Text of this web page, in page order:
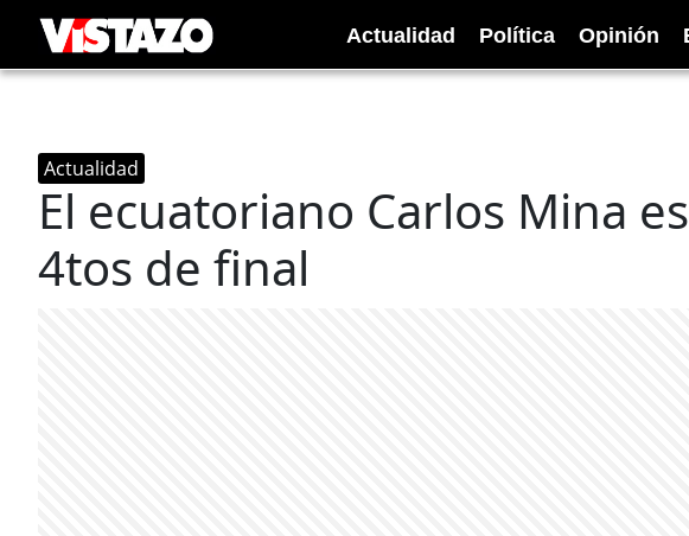
Actualidad Política Opinión
Actualidad
El ecuatoriano Carlos Mina
4tos de final